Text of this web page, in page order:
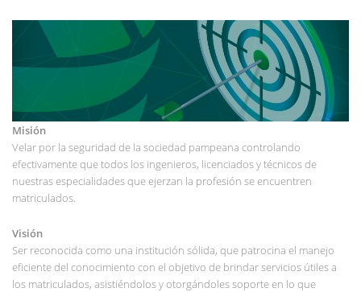
Misión
Velar por la seguridad de la sociedad pampeana controlando
efectivamente que todos los ingenieros, licenciados y técnicos de
nuestras especialidades que ejerzan la profesión se encuentren
matriculados.
Visión
Ser reconocida como una institución sólida, que patrocina el manejo
eficiente del conocimiento con el objetivo de brindar servicios útiles a
los matriculados, asistiéndolos y otorgándoles soporte en lo que